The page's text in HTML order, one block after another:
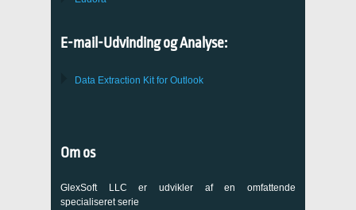
E-mail-Udvinding og Analyse:
Data Extraction Kit for Outlook
Om os
GlexSoft LLC er udvikler af en omfattende
specialiseret serie